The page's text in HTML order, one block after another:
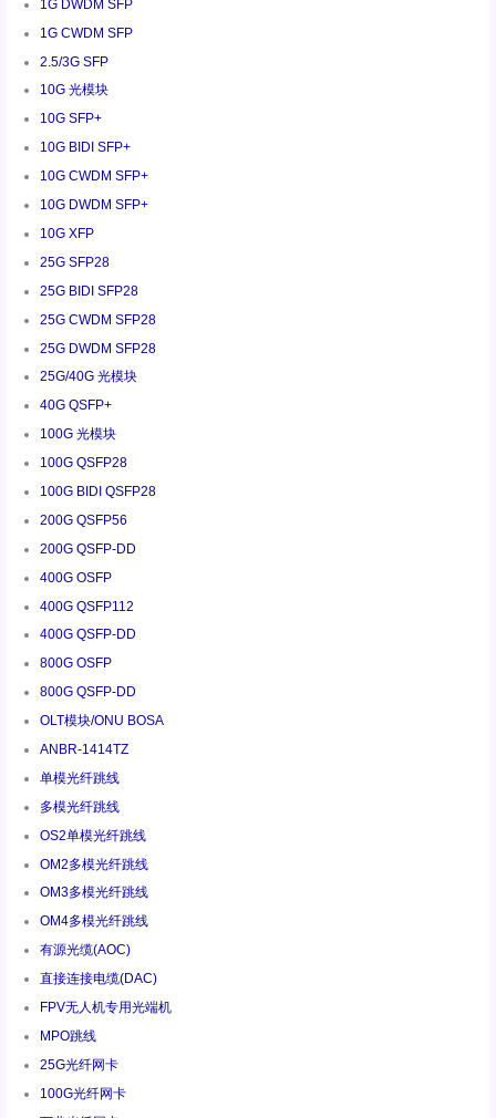
1G DWDM SFP
1G CWDM SFP
2.5/3G SFP
10G 光模块
10G SFP+
10G BIDI SFP+
10G CWDM SFP+
10G DWDM SFP+
10G XFP
25G SFP28
25G BIDI SFP28
25G CWDM SFP28
25G DWDM SFP28
25G/40G 光模块
40G QSFP+
100G 光模块
100G QSFP28
100G BIDI QSFP28
200G QSFP56
200G QSFP-DD
400G OSFP
400G QSFP112
400G QSFP-DD
800G OSFP
800G QSFP-DD
OLT模块/ONU BOSA
ANBR-1414TZ
单模光纤跳线
多模光纤跳线
OS2单模光纤跳线
OM2多模光纤跳线
OM3多模光纤跳线
OM4多模光纤跳线
有源光缆(AOC)
直接连接电缆(DAC)
FPV无人机专用光端机
MPO跳线
25G光纤网卡
100G光纤网卡